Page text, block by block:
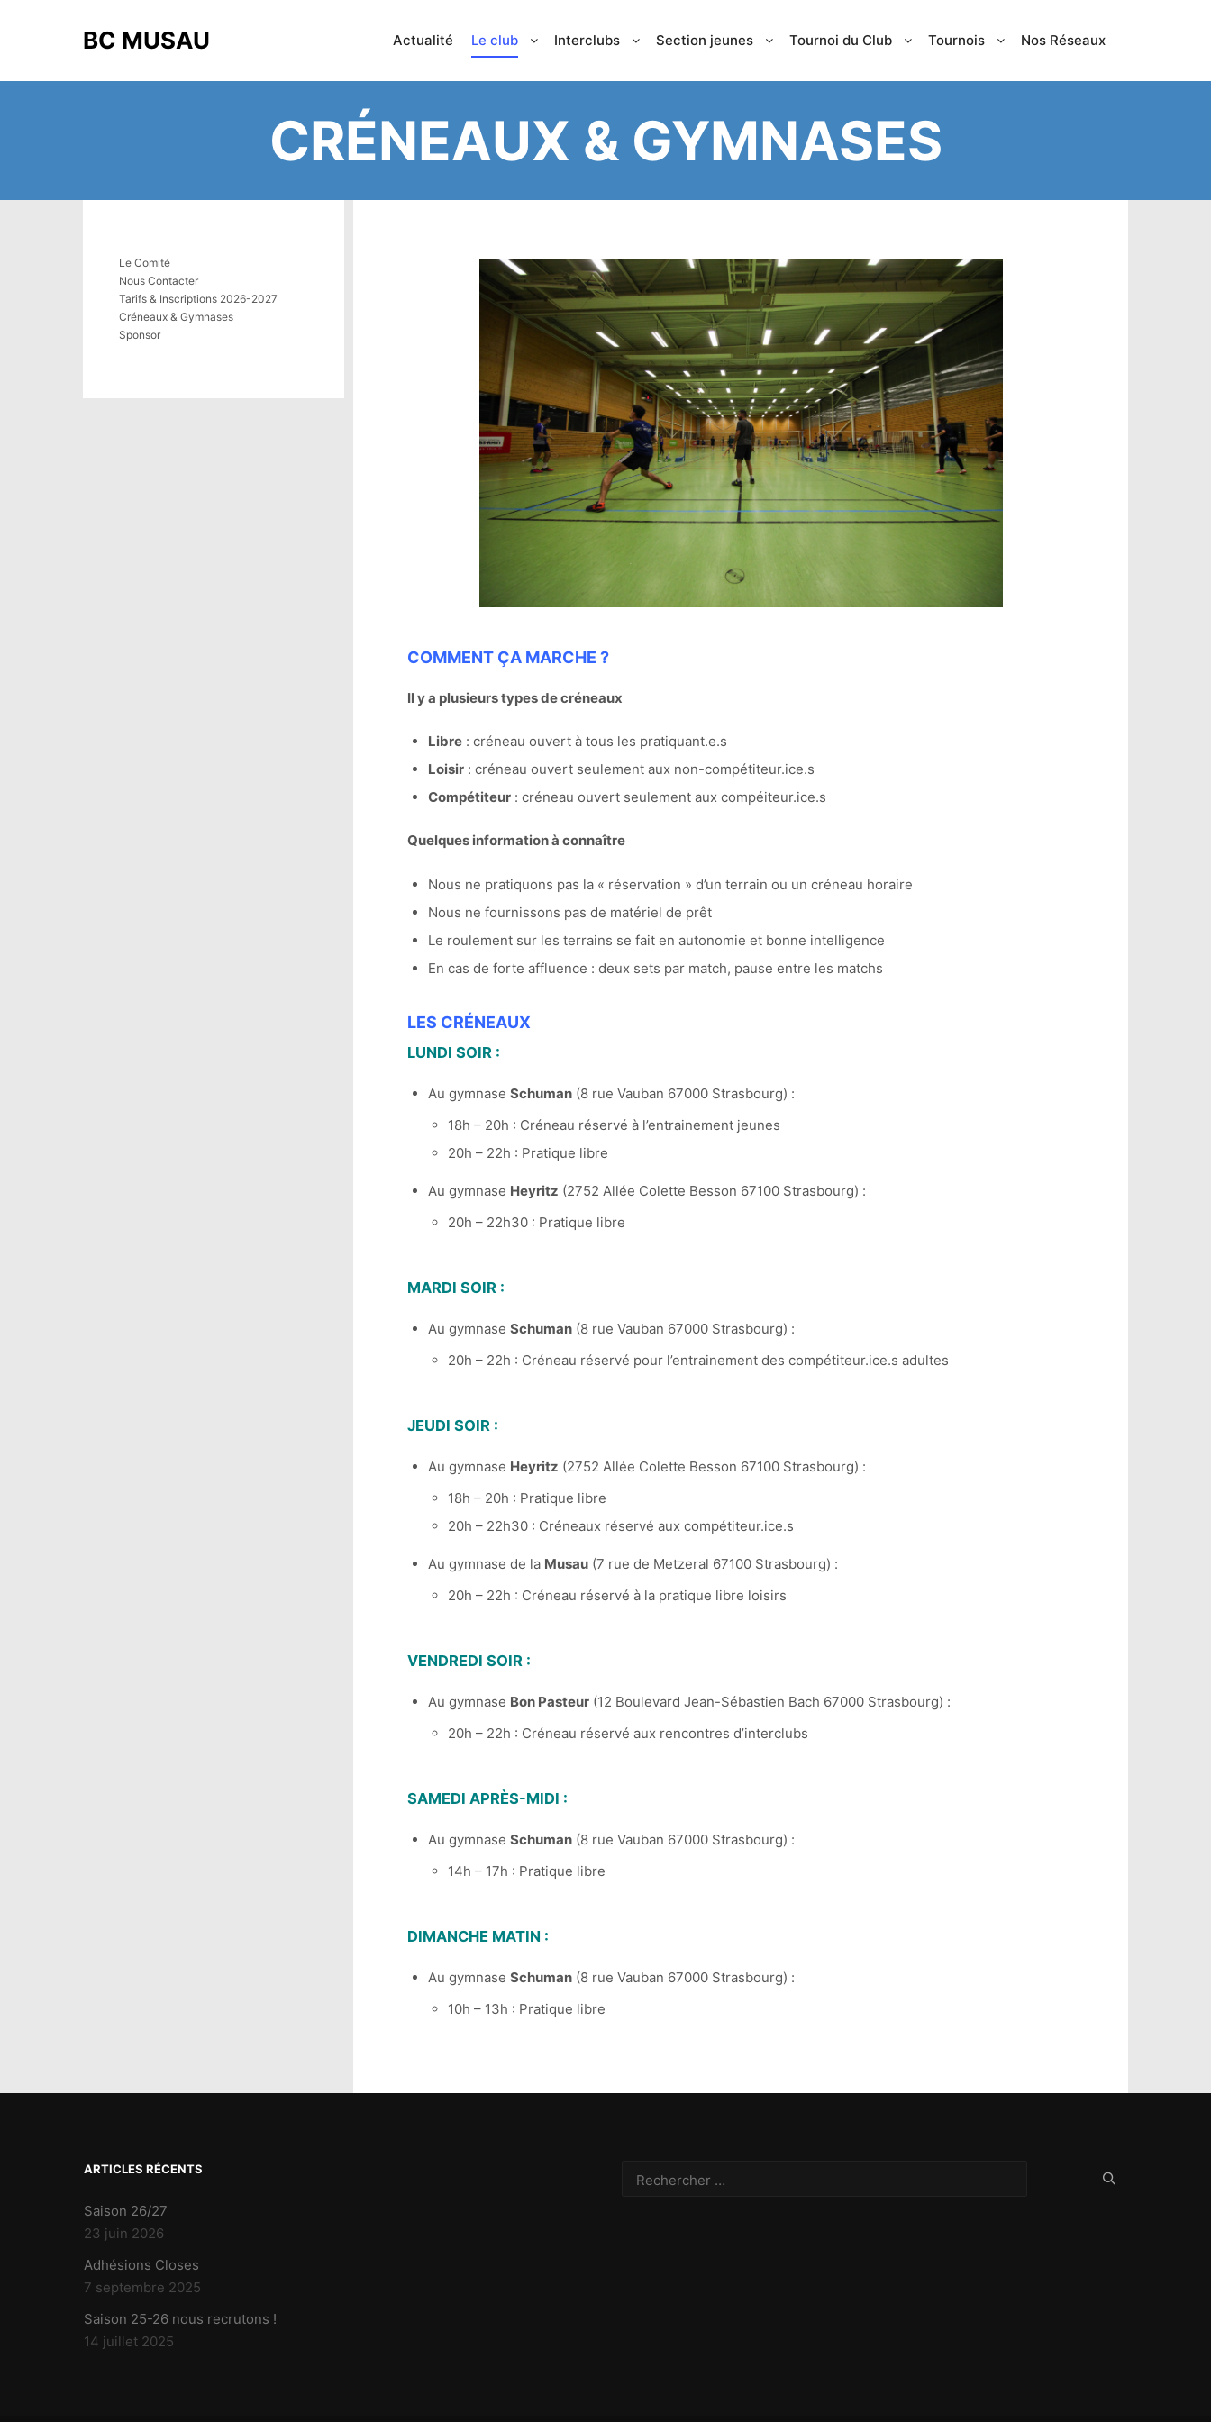
BC MUSAU Actualité Le club Interclubs Section jeunes Tournoi du Club Tournois Nos Réseaux
CRÉNEAUX & GYMNASES
COMMENT ÇA MARCHE ?
Il y a plusieurs types de créneaux
Libre: créneau ouvert à tous les pratiquant.e.s
Loisir: créneau ouvert seulement aux non-compétiteur.ice.s
Compétiteur: créneau ouvert seulement aux compéiteur.ice.s
Quelques information à connaître
Nous ne pratiquons pas la « réservation » d’un terrain ou un créneau horaire
Nous ne fournissons pas de matériel de prêt
Le roulement sur les terrains se fait en autonomie et bonne intelligence
En cas de forte affluence : deux sets par match, pause entre les matchs
LES CRÉNEAUX
LUNDI SOIR :
Au gymnase Schuman(8 rue Vauban 67000 Strasbourg) :
18h – 20h : Créneau réservé à l’entrainement jeunes
20h – 22h : Pratique libre
Au gymnase Heyritz (2752 Allée Colette Besson 67100 Strasbourg) :
20h – 22h30 : Pratique libre
MARDI SOIR :
Au gymnase Schuman(8 rue Vauban 67000 Strasbourg) :
20h – 22h : Créneau réservé pour l’entrainement des compétiteur.ice.s adultes
JEUDI SOIR :
Au gymnase Heyritz (2752 Allée Colette Besson 67100 Strasbourg) :
18h – 20h : Pratique libre
20h – 22h30 : Créneaux réservé aux compétiteur.ice.s
Au gymnase de la Musau(7 rue de Metzeral 67100 Strasbourg) :
20h – 22h : Créneau réservé à la pratique libre loisirs
VENDREDI SOIR :
Au gymnase Bon Pasteur(12 Boulevard Jean-Sébastien Bach 67000 Strasbourg) :
20h – 22h : Créneau réservé aux rencontres d’interclubs
SAMEDI APRÈS-MIDI :
Au gymnase Schuman(8 rue Vauban 67000 Strasbourg) :
14h – 17h : Pratique libre
DIMANCHE MATIN :
Au gymnase Schuman(8 rue Vauban 67000 Strasbourg) :
10h – 13h : Pratique libre
Le Comité
Nous Contacter
Tarifs & Inscriptions 2026-2027
Créneaux & Gymnases
Sponsor
ARTICLES RÉCENTS
Saison 26/27
23 juin 2026
Adhésions Closes
7 septembre 2025
Saison 25-26 nous recrutons !
14 juillet 2025